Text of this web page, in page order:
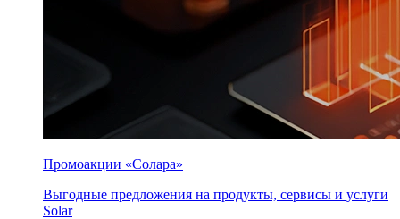
Промоакции «Солара»
Выгодные предложения на продукты, сервисы и услуги
Solar